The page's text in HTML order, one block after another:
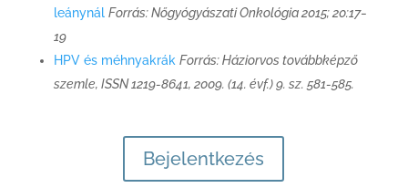
leánynál Forrás: Nőgyógyászati Onkológia 2015; 20:17‒
19
HPV és méhnyakrák Forrás: Háziorvos továbbképző
szemle, ISSN 1219-8641, 2009. (14. évf.) 9. sz. 581-585.
Bejelentkezés